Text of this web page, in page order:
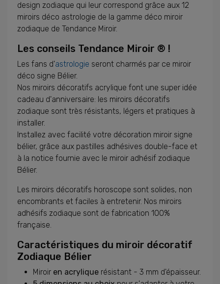
design zodiaque qui leur correspond grâce aux 12
miroirs déco astrologie de la gamme déco miroir
zodiaque de Tendance Miroir.
Les conseils Tendance Miroir ® !
Les fans d'astrologie seront charmés par ce miroir
déco signe Bélier.
Nos miroirs décoratifs acrylique font une super idée
cadeau d'anniversaire: les miroirs décoratifs
zodiaque sont très résistants, légers et pratiques à
installer.
Installez avec facilité votre décoration miroir signe
bélier, grâce aux pastilles adhésives double-face et
à la notice fournie avec le miroir adhésif zodiaque
Bélier.
Les miroirs décoratifs horoscope sont solides, non
encombrants et faciles à entretenir. Nos miroirs
adhésifs zodiaque sont de fabrication 100%
française.
Caractéristiques du miroir décoratif
Zodiaque Bélier
Miroir en acrylique résistant - 3 mm d'épaisseur.